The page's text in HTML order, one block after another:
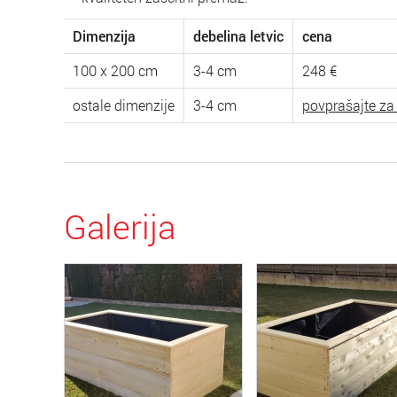
Dimenzija
debelina letvic
cena
100 x 200 cm
3-4 cm
248 €
ostale dimenzije
3-4 cm povprašajte
Galerija